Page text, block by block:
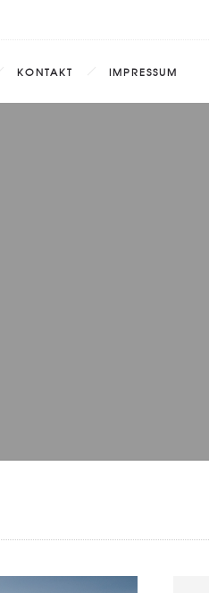
KONTAKT
IMPRESSUM